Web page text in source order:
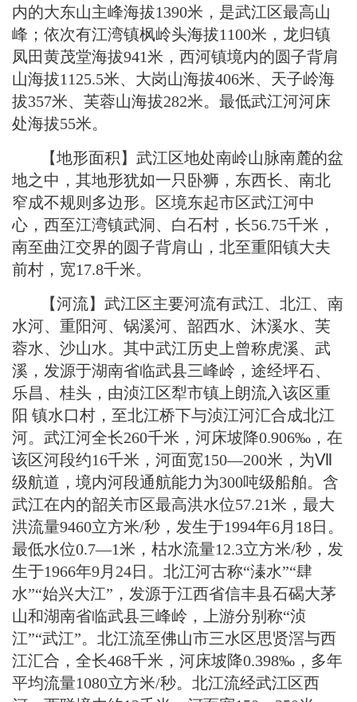
内的大东山主峰海拔1390米，是武江区最高山
峰；依次有江湾镇枫岭头海拔1100米，龙归镇
凤田黄茂堂海拔941米，西河镇境内的圆子背肩
山海拔1125.5米、大岗山海拔406米、天子岭海
拔357米、芙蓉山海拔282米。最低武江河河床
处海拔55米。
【地形面积】武江区地处南岭山脉南麓的盆
地之中，其地形犹如一只卧狮，东西长、南北
窄成不规则多边形。区境东起市区武江河中
心，西至江湾镇武洞、白石村，长56.75千米，
南至曲江交界的圆子背肩山，北至重阳镇大夫
前村，宽17.8千米。
【河流】武江区主要河流有武江、北江、南
水河、重阳河、锅溪河、韶西水、沐溪水、芙
蓉水、沙山水。其中武江历史上曾称虎溪、武
溪，发源于湖南省临武县三峰岭，途经坪石、
乐昌、桂头，由浈江区犁市镇上朗流入该区重
阳 镇水口村，至北江桥下与浈江河汇合成北江
河。武江河全长260千米，河床坡降0.906‰，在
该区河段约16千米，河面宽150—200米，为Ⅶ
级航道，境内河段通航能力为300吨级船舶。含
武江在内的韶关市区最高洪水位57.21米，最大
洪流量9460立方米/秒，发生于1994年6月18日。
最低水位0.7—1米，枯水流量12.3立方米/秒，发
生于1966年9月24日。北江河古称“溱水”“肆
水”“始兴大江”，发源于江西省信丰县石碣大茅
山和湖南省临武县三峰岭，上游分别称“浈
江”“武江”。北江流至佛山市三水区思贤滘与西
江汇合，全长468千米，河床坡降0.398‰，多年
平均流量1080立方米/秒。北江流经武江区西